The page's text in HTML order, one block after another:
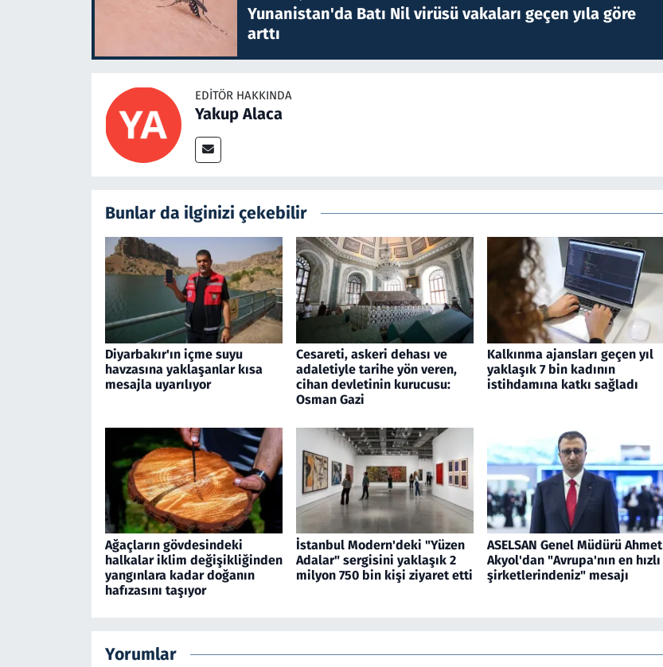
Yunanistan'da Batı Nil virüsü vakaları geçen yıla göre
arttı
EDITÖR HAKKINDA
Yakup Alaca
Bunlar da ilginizi çekebilir
Diyarbakır'ın içme suyu
havzasına yaklaşanlar kısa
mesajla uyarılıyor
Cesareti, askeri dehası ve
adaletiyle tarihe yön veren,
cihan devletinin kurucusu:
Osman Gazi
Kalkınma ajansları geçen yıl
yaklaşık 7 bin kadının
istihdamına katkı sağladı
Ağaçların gövdesindeki
halkalar iklim değişikliğinden
yangınlara kadar doğanın
hafızasını taşıyor
İstanbul Modern'deki "Yüzen
Adalar" sergisini yaklaşık 2
milyon 750 bin kişi ziyaret etti
ASELSAN Genel Müdürü Ahmet
Akyol'dan "Avrupa'nın en hızlı
şirketlerindeniz" mesajı
Yorumlar